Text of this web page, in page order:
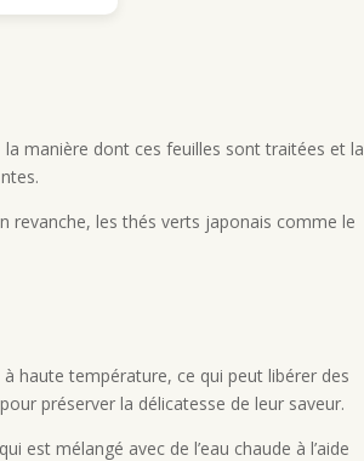
manière dont ces feuilles sont traitées et la
revanche, les thés verts japonais comme le
haute température, ce qui peut libérer des
préserver la délicatesse de leur saveur.
est mélangé avec de l’eau chaude à l’aide